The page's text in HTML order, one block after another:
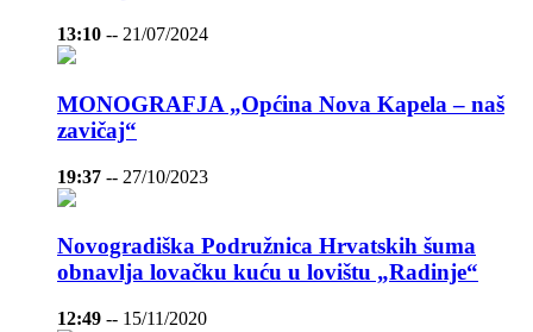
13:10 -- 21/07/2024
MONOGRAFJA „Općina Nova Kapela – naš
zavičaj“
19:37 -- 27/10/2023
Novogradiška Podružnica Hrvatskih šuma
obnavlja lovačku kuću u lovištu „Radinje“
12:49 -- 15/11/2020